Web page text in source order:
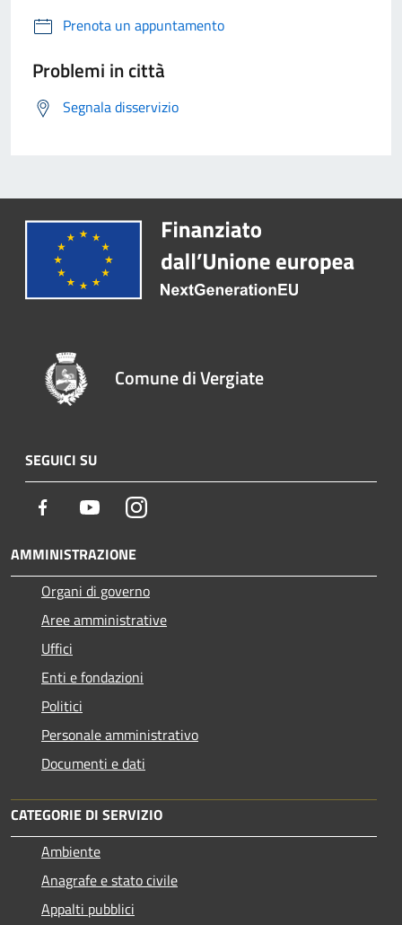
Prenota un appuntamento
Problemi in città
Segnala disservizio
Comune di Vergiate
SEGUICI SU
Facebook YoutubeInstagram
AMMINISTRAZIONE
Organi di governo
Aree amministrative
Uffici
Enti e fondazioni
Politici
Personale amministrativo
Documenti e dati
CATEGORIE DI SERVIZIO
Ambiente
Anagrafe e stato civile
Appalti pubblici